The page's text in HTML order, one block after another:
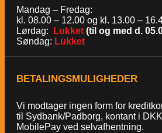
Mandag – Fredag:
kl. 08.00 – 12.00 og kl. 13.00 –
Lørdag:
Lukket (til og med d.
Søndag: Lukket
BETALINGSMULIGHEDER
Vi modtager ingen form for
til Sydbank/Padborg, kontant i
MobilePay ved selvafhentning.